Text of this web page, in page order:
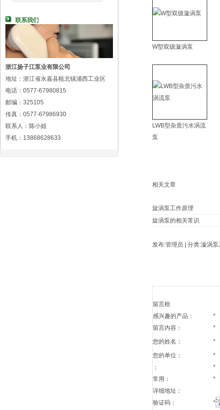
联系我们
浙江扬子江泵业有限公司
地址：浙江省永嘉县瓯北镇浦西工业区
电话：0577-67980815
邮编：325105
传真：0577-67986930
联系人：陈小姐
手机：13868628633
W型双级漩涡泵
LWB型杂质污水涡流
泵
相关文章
旋涡泵工作原理
旋涡泵的相关常识
发布:管理员 | 分类:漩涡
留言框
感兴趣的产品：
*
留言内容：
*
您的姓名：
*
您的单位：
*
：
*
常用：
*
详细地址：
验证码：
*